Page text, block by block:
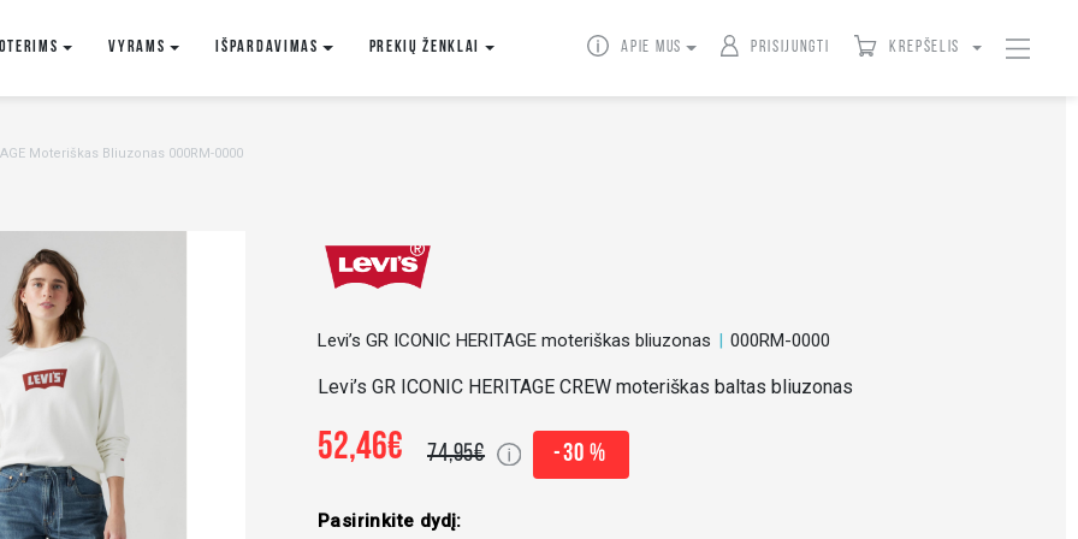
VYRAMS IŠPARDAVIMAS Prekių ženklai Apie mus Prisijungti Krepšelis
Moteriškas Bliuzonas 000RM-0000
Levi’s GR ICONIC HERITAGE moteriškas bliuzonas 000RM-0000
Levi’s GR ICONIC HERITAGE CREW moteriškas baltas bliuzonas
52,46€ 74,95€ -30 %
Pasirinkite dydį: